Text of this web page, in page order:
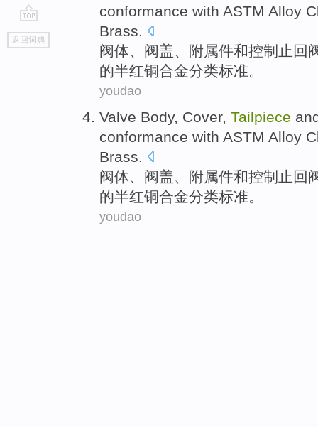
go
top
返回词典
conformance with ASTM Alloy
Brass.
阀体 、阀盖 附属件和控制 止 回
的半红铜合金分类标准。
youdao
Valve Body, Cover, Tailpiece
conformance with ASTM Alloy
Brass.
阀体、阀盖、 附属件和控制 止 回
的半红铜合金分类标准。
youdao